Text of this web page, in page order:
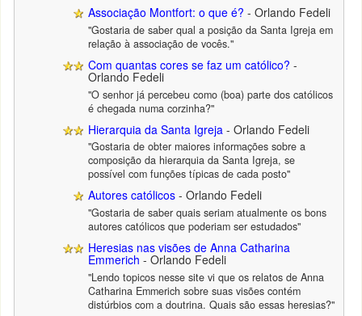
Associação Montfort: o que é? - Orlando Fedeli
"Gostaria de saber qual a posição da Santa Igreja em
relação à associação de vocês."
Com quantas cores se faz um católico? -
Orlando Fedeli
"O senhor já percebeu como (boa) parte dos católicos
é chegada numa corzinha?"
Hierarquia da Santa Igreja - Orlando Fedeli
"Gostaria de obter maiores informações sobre a
composição da hierarquia da Santa Igreja, se
possível com funções típicas de cada posto"
Autores católicos - Orlando Fedeli
"Gostaria de saber quais seriam atualmente os bons
autores católicos que poderiam ser estudados"
Heresias nas visões de Anna Catharina
Emmerich - Orlando Fedeli
"Lendo topicos nesse site vi que os relatos de Anna
Catharina Emmerich sobre suas visões contém
distúrbios com a doutrina. Quais são essas heresias?"